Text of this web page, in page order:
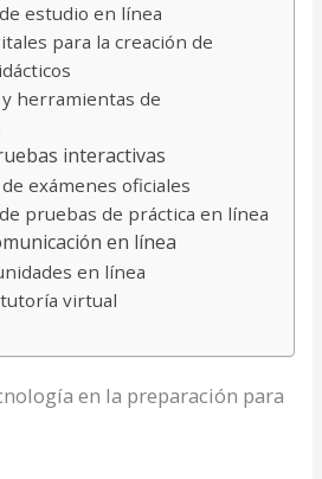
estudio en línea
para la creación de
herramientas de
interactivas
exámenes oficiales
pruebas de práctica en línea
en línea
en línea
virtual
en la preparación para